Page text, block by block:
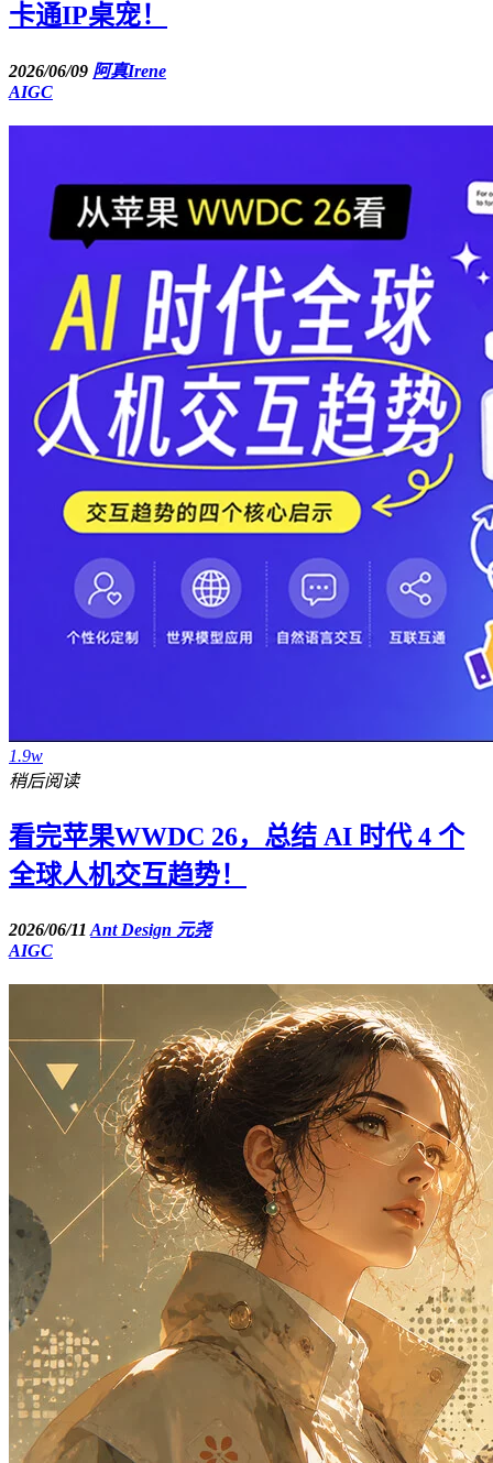
卡通IP桌宠！
2026/06/09 阿真Irene
AIGC
1.9w
稍后阅读
看完苹果WWDC 26，总结 AI 时代 4 个
全球人机交互趋势！
2026/06/11 Ant Design 元尧
AIGC